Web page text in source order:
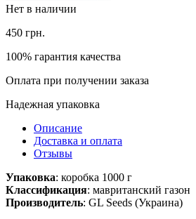
Нет в наличии
450 грн.
100% гарантия качества
Оплата при получении заказа
Надежная упаковка
Описание
Доставка и оплата
Отзывы
Упаковка: коробка 1000 г
Классификация: мавританский газон
Производитель: GL Seeds (Украина)